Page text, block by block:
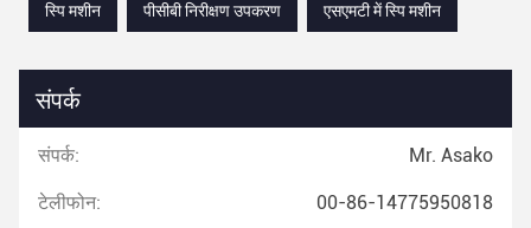
स्पि मशीन
पीसीबी निरीक्षण उपकरण एसएमटी में स्पि मशीन
संपर्क
संपर्क: Mr. Asako
टेलीफोन: 00-86-14775950818